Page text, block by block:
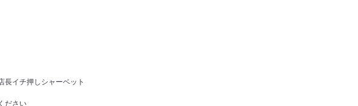
長イチ押しシャーベット
ださい